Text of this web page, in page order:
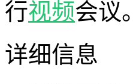
行视频会议。
详细信息